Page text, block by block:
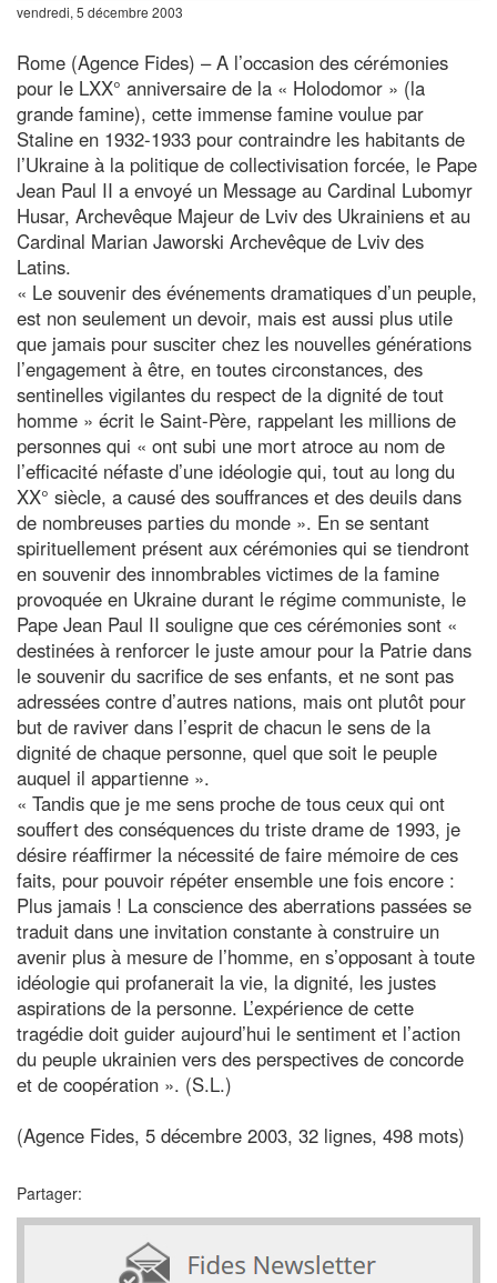
vendredi, 5 décembre 2003
Rome (Agence Fides) – A l’occasion des cérémonies
pour le LXX° anniversaire de la « Holodomor » (la
grande famine), cette immense famine voulue par
Staline en 1932-1933 pour contraindre les habitants de
l’Ukraine à la politique de collectivisation forcée, le Pape
Jean Paul II a envoyé un Message au Cardinal Lubomyr
Husar, Archevêque Majeur de Lviv des Ukrainiens et au
Cardinal Marian Jaworski Archevêque de Lviv des
Latins.
« Le souvenir des événements dramatiques d’un peuple,
est non seulement un devoir, mais est aussi plus utile
que jamais pour susciter chez les nouvelles générations
l’engagement à être, en toutes circonstances, des
sentinelles vigilantes du respect de la dignité de tout
homme » écrit le Saint-Père, rappelant les millions de
personnes qui « ont subi une mort atroce au nom de
l’efficacité néfaste d’une idéologie qui, tout au long du
XX° siècle, a causé des souffrances et des deuils dans
de nombreuses parties du monde ». En se sentant
spirituellement présent aux cérémonies qui se tiendront
en souvenir des innombrables victimes de la famine
provoquée en Ukraine durant le régime communiste, le
Pape Jean Paul II souligne que ces cérémonies sont «
destinées à renforcer le juste amour pour la Patrie dans
le souvenir du sacrifice de ses enfants, et ne sont pas
adressées contre d’autres nations, mais ont plutôt pour
but de raviver dans l’esprit de chacun le sens de la
dignité de chaque personne, quel que soit le peuple
auquel il appartienne ».
« Tandis que je me sens proche de tous ceux qui ont
souffert des conséquences du triste drame de 1993, je
désire réaffirmer la nécessité de faire mémoire de ces
faits, pour pouvoir répéter ensemble une fois encore :
Plus jamais ! La conscience des aberrations passées se
traduit dans une invitation constante à construire un
avenir plus à mesure de l’homme, en s’opposant à toute
idéologie qui profanerait la vie, la dignité, les justes
aspirations de la personne. L’expérience de cette
tragédie doit guider aujourd’hui le sentiment et l’action
du peuple ukrainien vers des perspectives de concorde
et de coopération ». (S.L.)
(Agence Fides, 5 décembre 2003, 32 lignes, 498 mots)
Partager: